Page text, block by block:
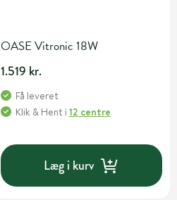
OASE Vitronic 18W
1.519 kr.
Få leveret
Klik & Hent i 12 centre
Læg i kurv